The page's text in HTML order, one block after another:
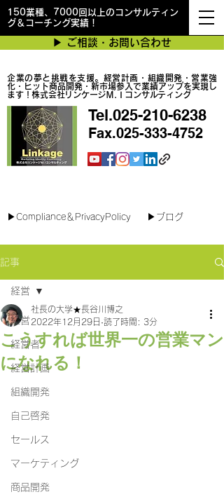
150業種、7000回以上のコンサルティン
グ＆コーチング実績！
企業の夢と挑戦を支援。経営計画・組織開発・営業強
化・ヒット商品開発・新市場参入で業績アップを実現し
ます！株式会社リンケージＭ.Ｉコンサルティング
▶︎ ご相談・お問い合わせ
Tel.025-210-6238
Fax.025-333-4752
▶︎Compliance＆PrivacyPolicy ▶︎ブログ
記事
経営
経営者
経営計画
組織開発
自己啓発
セールス
マーケティング
商品開発
経営
こうすれば世界一の営業マン
になれる！
社長の大学★長谷川博之
2022年12月29日 読了時間: 3分